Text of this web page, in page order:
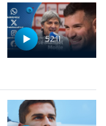
52:11